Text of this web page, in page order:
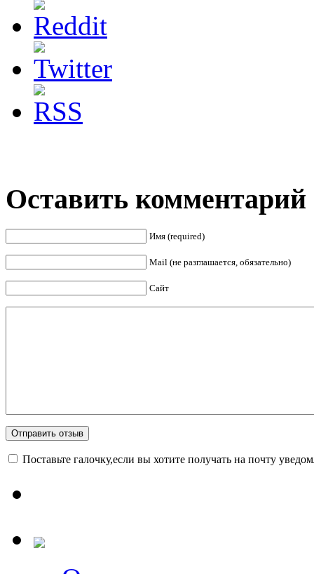
Оставить комментарий
Имя (required)
Mail (не разглашается, обязательно)
Сайт
Поставьте галочку,если вы хотите получать на почту